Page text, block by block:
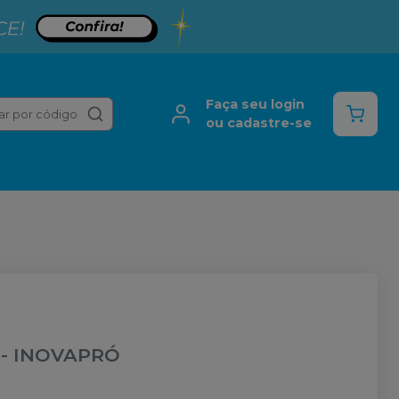
por código
Faça seu login
ou cadastre-se
INOVAPRÓ